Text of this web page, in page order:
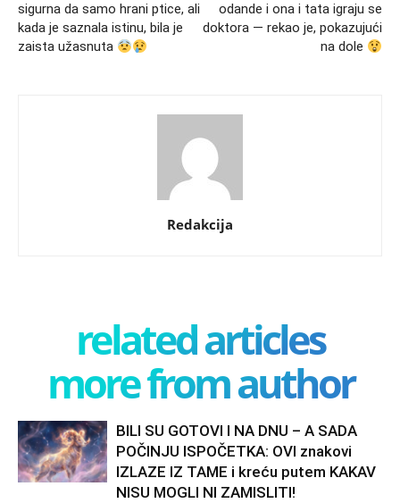
sigurna da samo hrani ptice, ali
kada je saznala istinu, bila je
zaista užasnuta
odande i ona i tata igraju se
doktora — rekao je, pokazujući
na dole
Redakcija
related articles
more from author
BILI SU GOTOVI I NA DNU – A SADA
POČINJU ISPOČETKA: OVI znakovi
IZLAZE IZ TAME i kreću putem KAKAV
NISU MOGLI NI ZAMISLITI!